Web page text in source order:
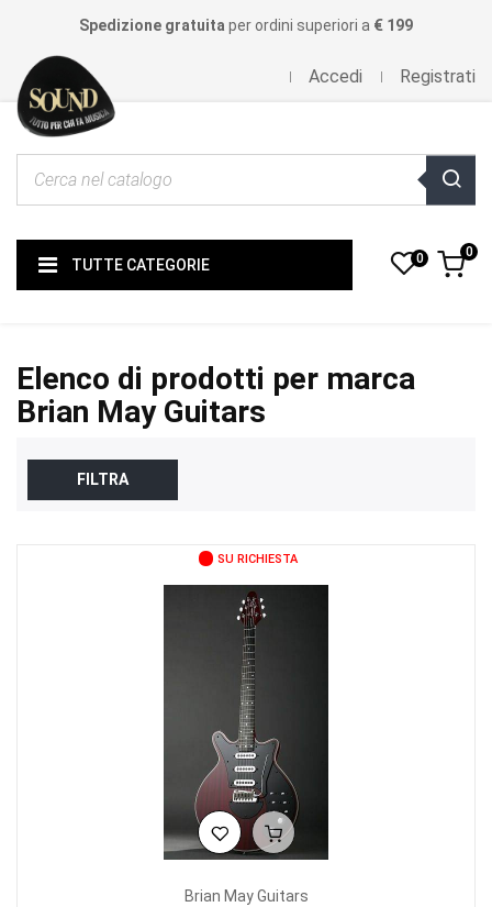
Spedizione gratuita per ordini superiori a € 199
Accedi Registrati
TUTTE CATEGORIE 0 0
Elenco di prodotti per marca
Brian May Guitars
FILTRA
SU RICHIESTA
Brian May Guitars